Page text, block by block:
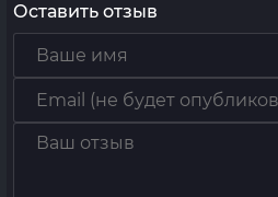
Оставить отзыв